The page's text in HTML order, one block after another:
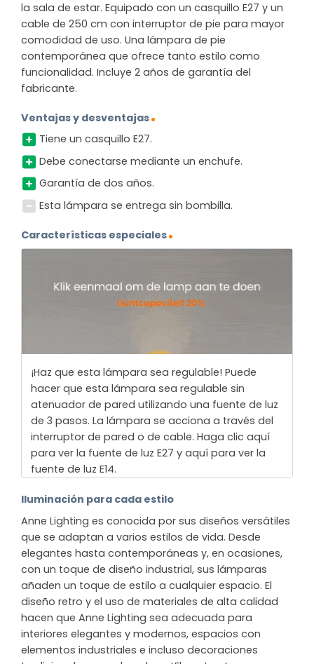
la sala de estar. Equipado con un casquillo E27 y un
cable de 250 cm con interruptor de pie para mayor
comodidad de uso. Una lámpara de pie
contemporánea que ofrece tanto estilo como
funcionalidad. Incluye 2 años de garantía del
fabricante.
Ventajas y desventajas
Tiene un casquillo E27.
Debe conectarse mediante un enchufe.
Garantía de dos años.
Esta lámpara se entrega sin bombilla.
Características especiales
¡Haz que esta lámpara sea regulable! Puede
hacer que esta lámpara sea regulable sin
atenuador de pared utilizando una fuente de luz
de 3 pasos. La lámpara se acciona a través del
interruptor de pared o de cable. Haga clic aquí
para ver la fuente de luz E27 y aquí para ver la
fuente de luz E14.
Iluminación para cada estilo
Anne Lighting es conocida por sus diseños versátiles
que se adaptan a varios estilos de vida. Desde
elegantes hasta contemporáneas y, en ocasiones,
con un toque de diseño industrial, sus lámparas
añaden un toque de estilo a cualquier espacio. El
diseño retro y el uso de materiales de alta calidad
hacen que Anne Lighting sea adecuada para
interiores elegantes y modernos, espacios con
elementos industriales e incluso decoraciones